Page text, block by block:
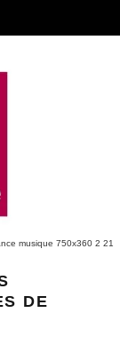
musique 750x360 2 21
DE